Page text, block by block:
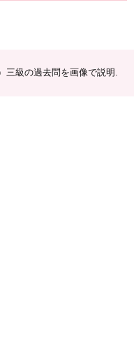
三級の過去問を画像で説明.